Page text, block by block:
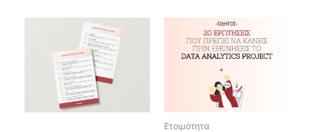
Ετοιμότητα